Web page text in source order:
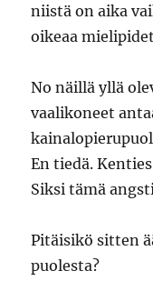
niistä on aika
oikeaa
No näillä yllä
vaalikoneet
En tiedä.
Siksi tämä
Pitäisikö sitten
puolesta?